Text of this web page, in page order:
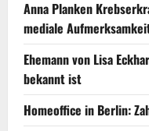
Anna Planken
mediale
Ehemann von Lisa
bekannt ist
Homeoffice in Berlin: